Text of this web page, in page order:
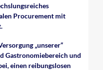
Procurement mit
„unserer“
Gastronomiebereich und
einen reibungslosen